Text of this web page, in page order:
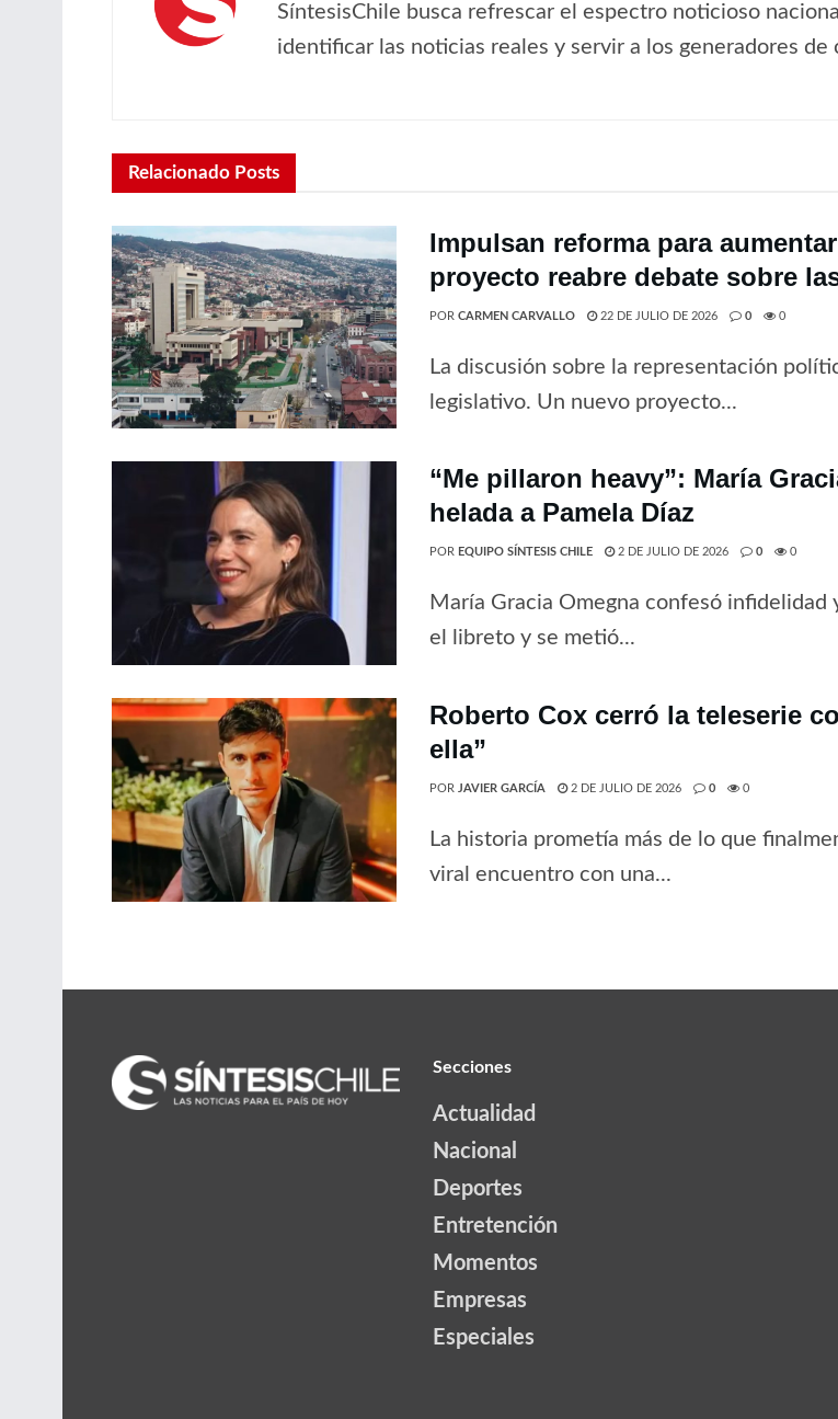
SíntesisChile busca refrescar el espectro noticioso
identificar las noticias reales y servir a los generadores de
Relacionado Posts
Impulsan reforma para
proyecto reabre debate sobre
POR CARMEN CARVALLO 22 DE JULIO DE 2026 0 0
La discusión sobre la representación
legislativo. Un nuevo proyecto...
“Me pillaron heavy”: María
helada a Pamela Díaz
POR EQUIPO SÍNTESIS CHILE 2 DE JULIO DE 2026 0 0
María Gracia Omegna confesó
el libreto y se metió...
Roberto Cox cerró la teleserie
ella”
POR JAVIER GARCÍA 2 DE JULIO DE 2026 0 0
La historia prometía más de lo que
viral encuentro con una...
Secciones
Actualidad
Nacional
Deportes
Entretención
Momentos
Empresas
Especiales